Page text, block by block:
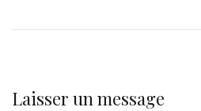
Laisser un message